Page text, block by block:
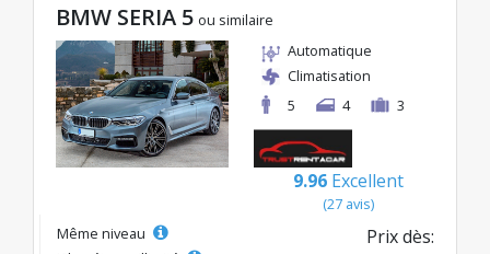
BMW SERIA 5 ou similaire
Automatique
Climatisation
5
4 3
9.96 Excellent
(27 avis)
Même niveau
Prix dès: